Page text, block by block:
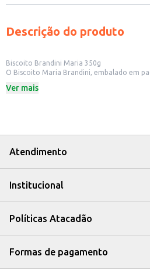
Descrição do produto
Biscoito Brandini Maria 350g
O Biscoito Maria Brandini, embalado em
biscoito simples e saboroso, ele pode ser
Pode ser utilizado como ingrediente em
pavês e tortas.
Excelente para revenda em pequenos
Ver mais
Atendimento
Institucional
Políticas Atacadão
Formas de pagamento